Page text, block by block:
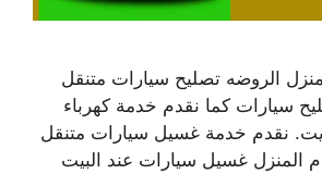
الروضه تصليح سيارات متنقل
سيارات كما نقدم خدمة كهرباء
نقدم خدمة غسيل سيارات متنقل
المنزل غسيل سيارات عند البيت